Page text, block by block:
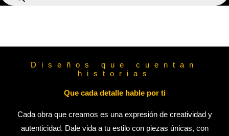
Diseños que cuentan
historias
Que cada detalle hable por ti
Cada obra que creamos es una expresión de creatividad y
autenticidad. Dale vida a tu estilo con piezas únicas, con